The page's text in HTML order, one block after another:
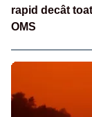
rapid decât
OMS